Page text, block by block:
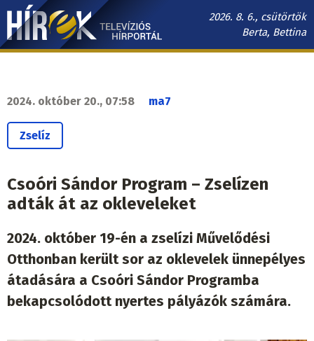
Ugrás
tartalomra
2026. 8. 6., csütörtök
Berta, Bettina
Hírek.sk
navigáció
2024. október 20., 07:58 ma7
Zselíz
Csoóri Sándor Program – Zselízen
adták át az okleveleket
2024. október 19-én a zselízi Művelődési
Otthonban került sor az oklevelek ünnepélyes
átadására a Csoóri Sándor Programba
bekapcsolódott nyertes pályázók számára.